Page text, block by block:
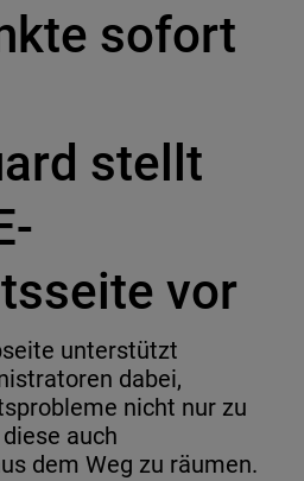
sofort
stellt
vor
unterstützt
dabei,
nicht nur zu
auch
dem Weg zu räumen.